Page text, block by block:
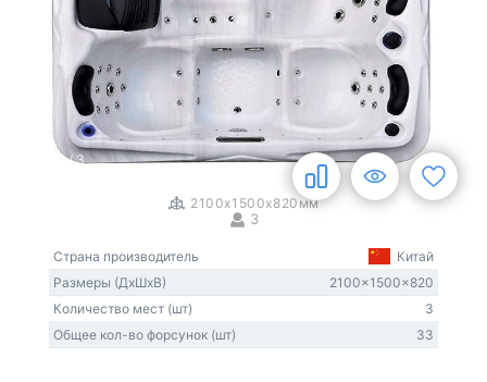
1/3
2100x1500x820мм
3
Страна производитель
Китай
Размеры (ДxШxВ)
2100x1500x820
Количество мест (шт)
3
Общее кол-во форсунок (шт)
33